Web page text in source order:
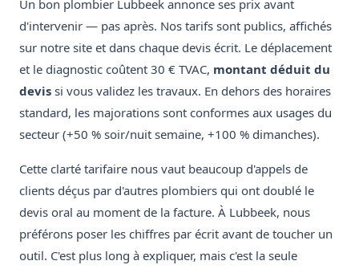
Un bon plombier Lubbeek annonce ses prix avant
d'intervenir — pas après. Nos tarifs sont publics, affichés
sur notre site et dans chaque devis écrit. Le déplacement
et le diagnostic coûtent 30 € TVAC, montant déduit du
devis si vous validez les travaux. En dehors des horaires
standard, les majorations sont conformes aux usages du
secteur (+50 % soir/nuit semaine, +100 % dimanches).
Cette clarté tarifaire nous vaut beaucoup d'appels de
clients déçus par d'autres plombiers qui ont doublé le
devis oral au moment de la facture. À Lubbeek, nous
préférons poser les chiffres par écrit avant de toucher un
outil. C'est plus long à expliquer, mais c'est la seule